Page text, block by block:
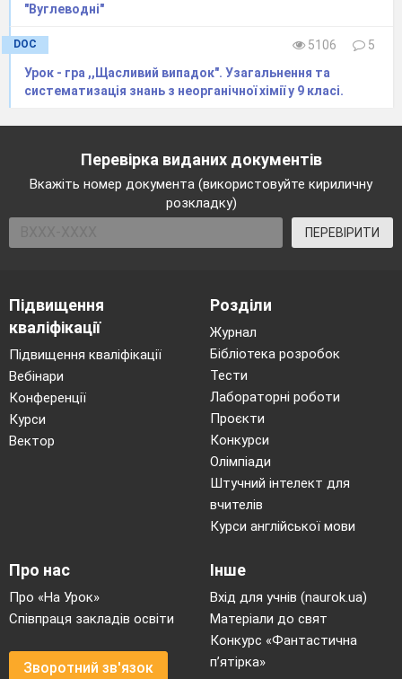
"Вуглеводні"
DOC 5106
5
Урок - гра ,,Щасливий випадок". Узагальнення та
систематизація знань з неорганічної хімії у 9 класі.
Перевірка виданих документів
Вкажіть номер документа (використовуйте кириличну
розкладку)
ПЕРЕВІРИТИ
Підвищення
кваліфікації
Підвищення кваліфікації
Вебінари
Конференції
Курси
Вектор
Розділи
Журнал
Бібліотека розробок
Тести
Лабораторні роботи
Проєкти
Конкурси
Олімпіади
Штучний інтелект для
вчителів
Курси англійської мови
Про нас
Про «На Урок»
Співпраця закладів освіти
Зворотний зв'язок
Інше
Вхід для учнів (naurok.ua)
Матеріали до свят
Конкурс «Фантастична
п’ятірка»